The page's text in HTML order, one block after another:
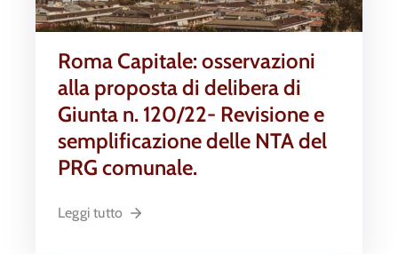
Roma Capitale: osservazioni
alla proposta di delibera di
Giunta n. 120/22- Revisione e
semplificazione delle NTA del
PRG comunale.
Leggi tutto